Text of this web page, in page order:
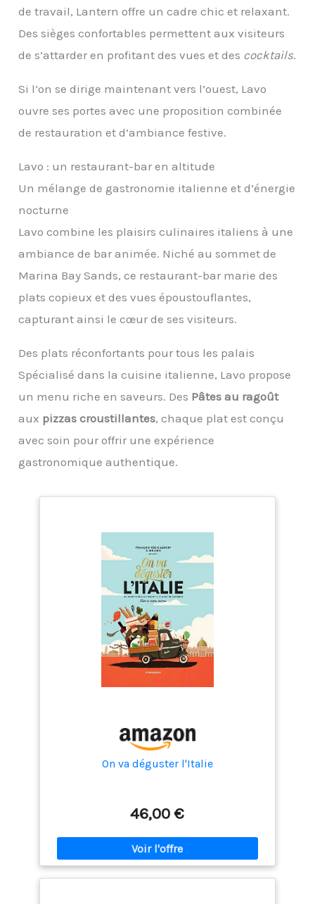
de shaker Boston avec un verre à cocktail. ✅
𝗟𝗜𝗩𝗥𝗘 𝗗𝗘 𝗥𝗘𝗖𝗘𝗧𝗧𝗘𝗦 𝗗𝗘 𝗖𝗢𝗖𝗞𝗧𝗔𝗜𝗟𝗦 -
Mojito, cosmopolitan, margarita, piña colada,
inclus et ses supers recettes et photos, vous
vos cocktails préférés selon les standards de l'IBA
apprendrez aussi des anecdotes amusantes et
intéressantes sur l'histoire des cocktails les plus
appréciés au monde. ✅ 𝗠𝗔𝗧É𝗥𝗜𝗔𝗨𝗫 𝗗𝗘 𝗧𝗥È𝗦
𝗘𝗡 𝗖𝗢𝗡𝗧𝗔𝗖𝗧 𝗔𝗩𝗘𝗖 𝗟𝗘𝗦 𝗔𝗟𝗜𝗠𝗘𝗡𝗧𝗦 - L'inox
pas de danger pour la santé. Certifications pour le
contact alimentaire allemande sur les aliments
pas altérée par la composition de la gourde, des
odeurs ou mauvais goûts. Toutes les pièces
peuvent être nettoyées au lave-vaisselle. ✅
𝗔𝗦𝗦𝗜𝗦𝗧𝗔𝗡𝗖𝗘 𝗣𝗥𝗘𝗠𝗜𝗨𝗠 𝟮𝟰/𝟳 : 𝗡𝗢𝗨𝗦
n'hésitez pas à vous en convaincre vous-même et à
commander encore aujourd'hui. Si vous n'êtes pas
trouverons certainement une solution satisfaisante
de travail, Lantern offre un cadre chic et relaxant.
Des sièges confortables permettent aux visiteurs
de s’attarder en profitant des vues et des cocktails.
Si l’on se dirige maintenant vers l’ouest, Lavo
ouvre ses portes avec une proposition combinée
de restauration et d’ambiance festive.
Lavo : un restaurant-bar en altitude
Un mélange de gastronomie italienne et d’énergie
nocturne
Lavo combine les plaisirs culinaires italiens à une
ambiance de bar animée. Niché au sommet de
Marina Bay Sands, ce restaurant-bar marie des
plats copieux et des vues époustouflantes,
capturant ainsi le cœur de ses visiteurs.
Des plats réconfortants pour tous les palais
Spécialisé dans la cuisine italienne, Lavo propose
un menu riche en saveurs. Des Pâtes au ragoût
aux pizzas croustillantes, chaque plat est conçu
avec soin pour offrir une expérience
gastronomique authentique.
On va déguster l'Italie
46,00 €